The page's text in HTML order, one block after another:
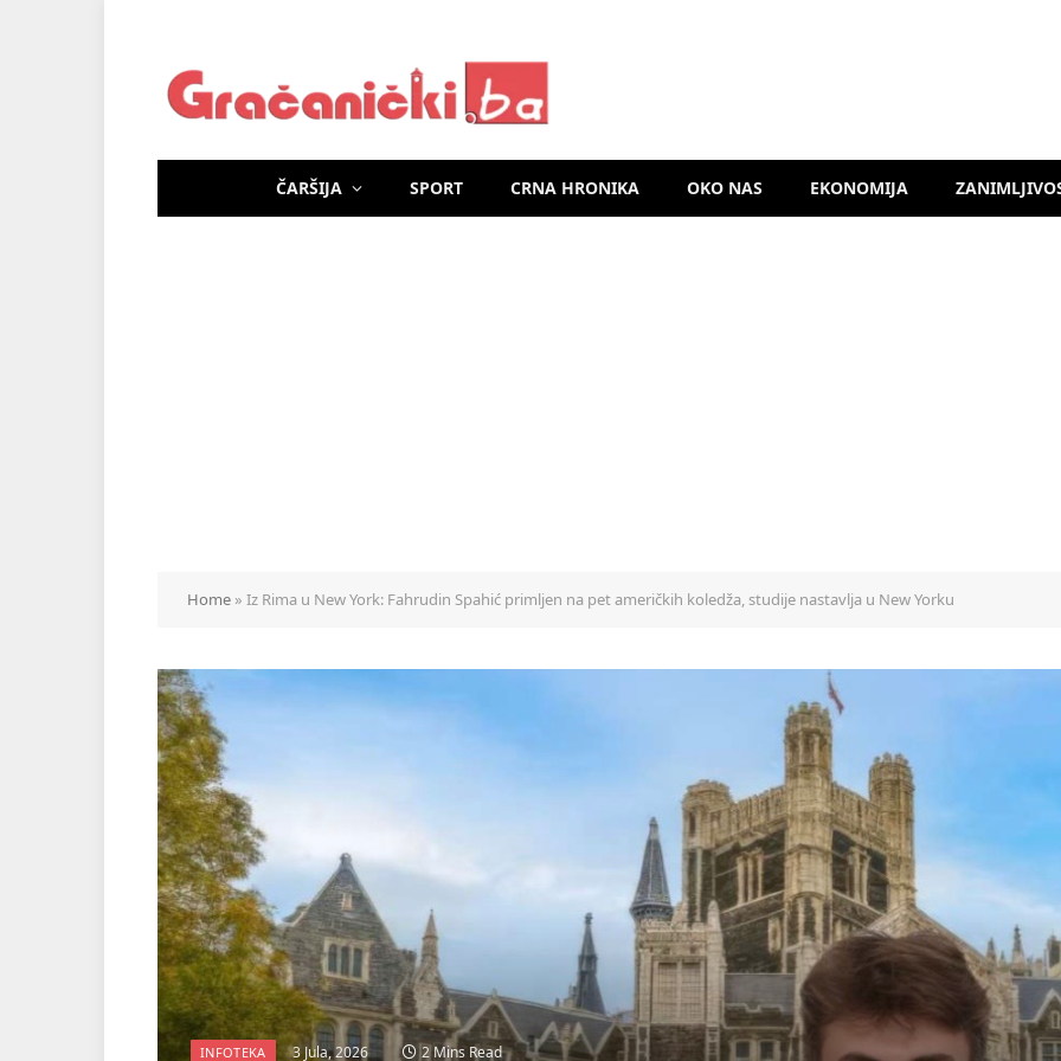
ČARŠIJA SPORT CRNA HRONIKA OKO NAS EKONOMIJA
Home » Iz Rima u New York: Fahrudin Spahić primljen na pet američkih koledža, studije nastavlja u New Yorku
INFOTEKA 3 Jula, 2026 2 Mins Read